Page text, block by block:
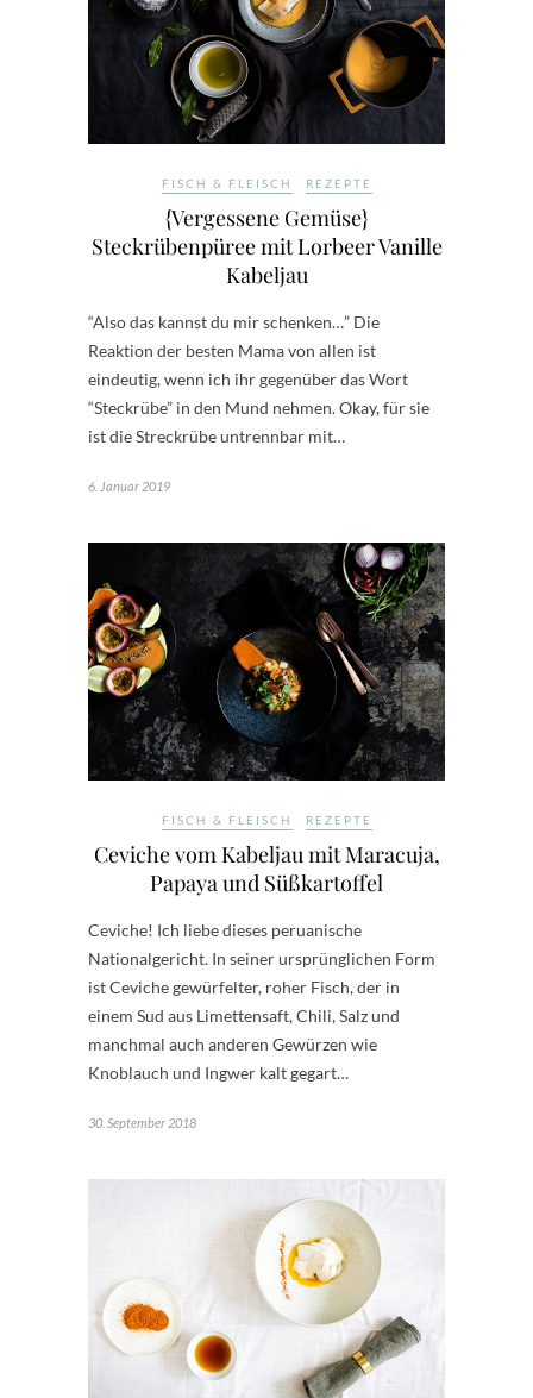
FISCH & FLEISCH REZEPTE
{Vergessene Gemüse}
Steckrübenpüree mit Lorbeer Vanille
Kabeljau
“Also das kannst du mir schenken…” Die
Reaktion der besten Mama von allen ist
eindeutig, wenn ich ihr gegenüber das Wort
“Steckrübe” in den Mund nehmen. Okay, für sie
ist die Streckrübe untrennbar mit…
6. Januar 2019
FISCH & FLEISCH REZEPTE
Ceviche vom Kabeljau mit Maracuja,
Papaya und Süßkartoffel
Ceviche! Ich liebe dieses peruanische
Nationalgericht. In seiner ursprünglichen Form
ist Ceviche gewürfelter, roher Fisch, der in
einem Sud aus Limettensaft, Chili, Salz und
manchmal auch anderen Gewürzen wie
Knoblauch und Ingwer kalt gegart…
30. September 2018